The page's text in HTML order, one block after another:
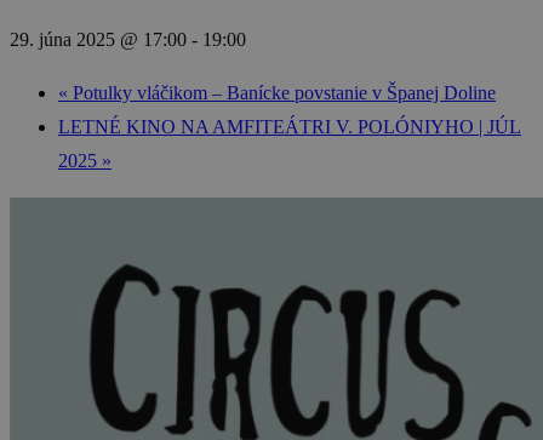
29. júna 2025 @ 17:00 - 19:00
« Potulky vláčikom – Banícke povstanie v Španej Doline
LETNÉ KINO NA AMFITEÁTRI V. POLÓNIYHO | JÚL
2025 »